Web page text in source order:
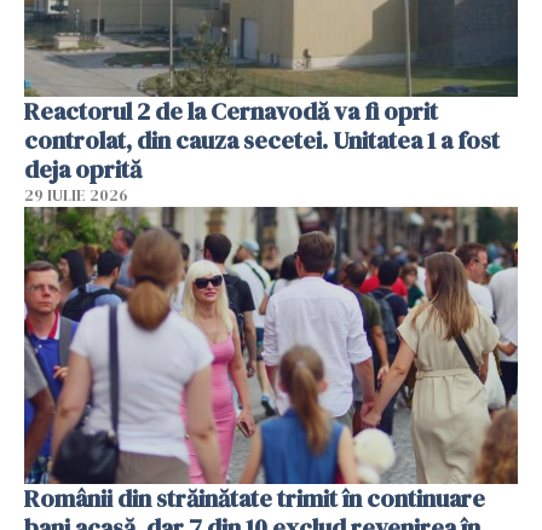
Reactorul 2 de la Cernavodă va fi oprit
controlat, din cauza secetei. Unitatea 1 a fost
deja oprită
29 IULIE 2026
Românii din străinătate trimit în continuare